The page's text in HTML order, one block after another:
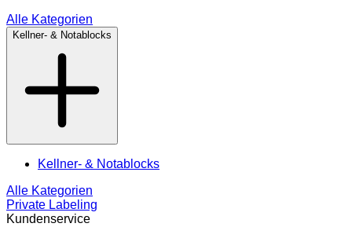
Alle Kategorien
Kellner- & Notablocks
Kellner- & Notablocks
Alle Kategorien
Private Labeling
Kundenservice